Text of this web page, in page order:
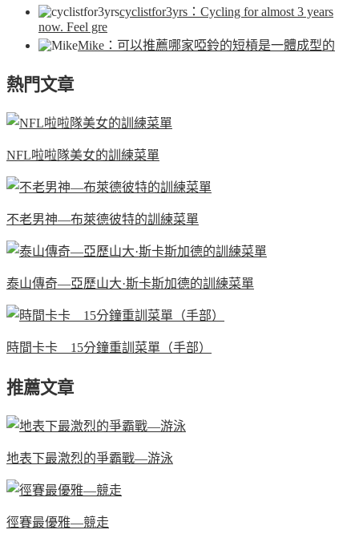
cyclistfor3yrs ：Cycling for almost 3 years
now. Feel gre
Mike ：可以推薦哪家啞鈴的短槓是一體成型的
熱門文章
NFL啦啦隊美女的訓練菜單
不老男神—布萊德彼特的訓練菜單
泰山傳奇—亞歷山大·斯卡斯加德的訓練菜單
時間卡卡 15分鐘重訓菜單（手部）
推薦文章
地表下最激烈的爭霸戰—游泳
徑賽最優雅—競走